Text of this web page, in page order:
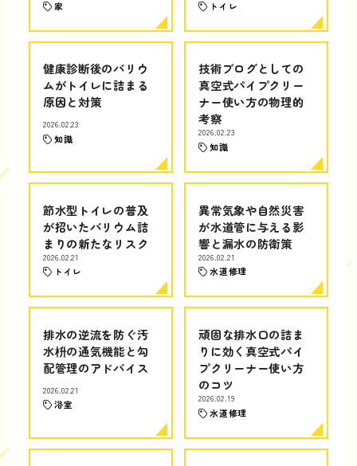
家 トイレ
健康診断後のバリウ
ムがトイレに詰まる
原因と対策
2026.02.23
知識
技術ブログとしての
真空式パイプクリー
ナー使い方の物理的
考察
2026.02.23
知識
節水型トイレの普及
が招いたバリウム詰
まりの新たなリスク
2026.02.21
トイレ
異常気象や自然災害
が水道管に与える影
響と漏水の防衛策
2026.02.21
水道修理
排水の逆流を防ぐ汚
水枡の通気機能と勾
配管理のアドバイス
2026.02.21
浴室
頑固な排水口の詰ま
りに効く真空式パイ
プクリーナー使い方
のコツ
2026.02.19
水道修理